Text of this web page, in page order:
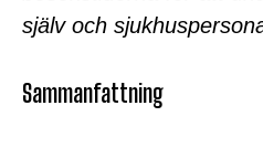
själv och
Sammanfattning